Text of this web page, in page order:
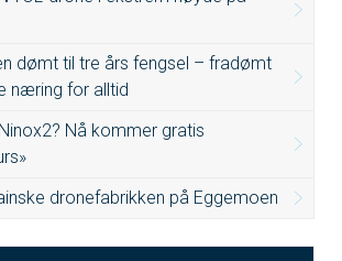
dømt til tre års fengsel – fradømt
næring for alltid
Nå kommer gratis
dronefabrikken på Eggemoen